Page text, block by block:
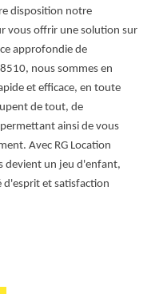
disposition notre
vous offrir une solution sur
approfondie de
nous sommes en
et efficace, en toute
de tout, de
ainsi de vous
Avec RG Location
devient un jeu d'enfant,
d'esprit et satisfaction